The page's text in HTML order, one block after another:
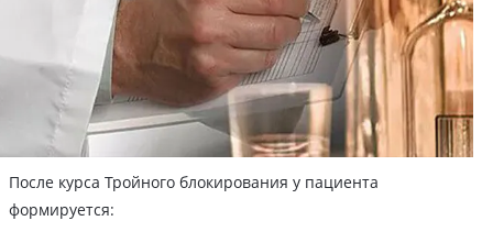
После курса Тройного блокирования у пациента
формируется: